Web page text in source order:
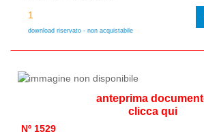
download riservato - non acquistabile
anteprima
clicca qui
Nº 1529